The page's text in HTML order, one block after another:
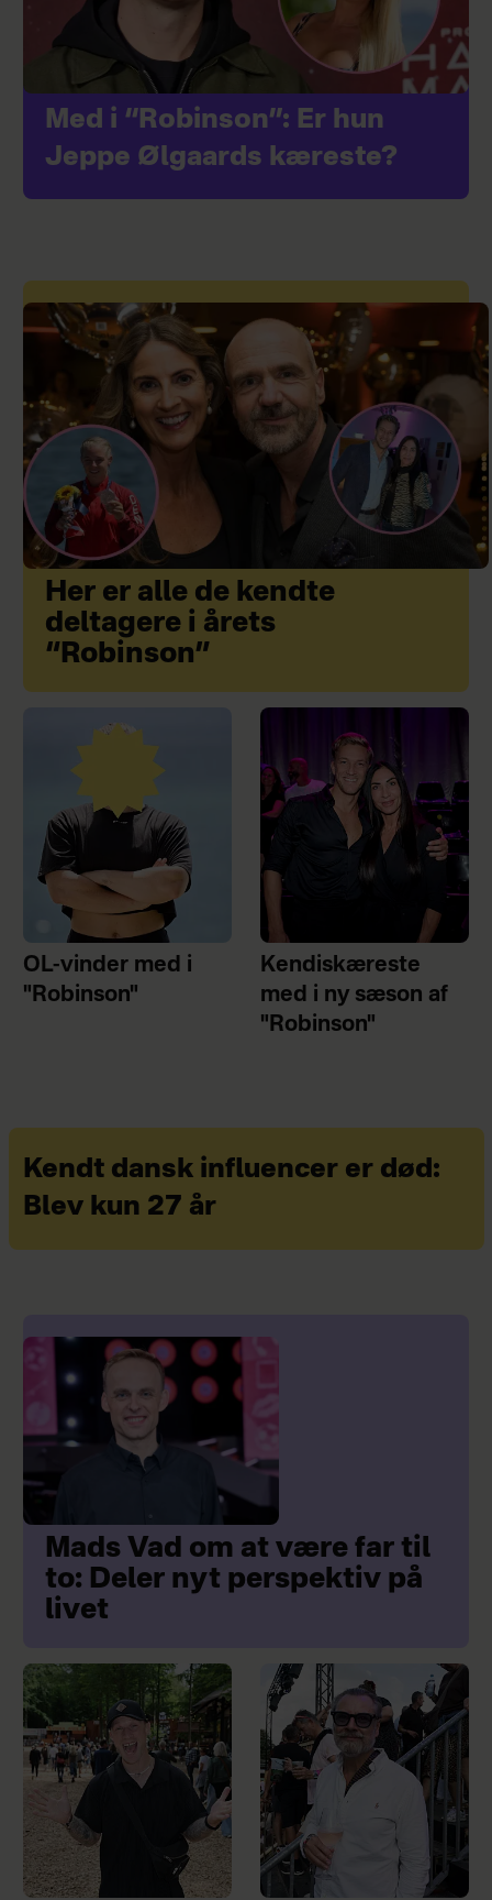
Med i “Robinson”: Er hun
Jeppe Ølgaards kæreste?
Her er alle de kendte
deltagere i årets
“Robinson”
OL-vinder med i
"Robinson"
Kendiskæreste
med i ny sæson af
"Robinson"
Kendt dansk influencer er død:
Blev kun 27 år
Mads Vad om at være far til
to: Deler nyt perspektiv på
livet